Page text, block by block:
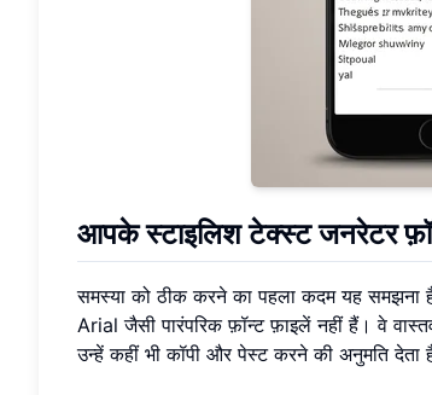
आपकेस्टाइलिश टेक्स्ट जनरेटर
समस्या को ठीक करने का पहला कदम यह समझना
Arial जैसी पारंपरिक फ़ॉन्ट फ़ाइलें नहीं हैं। वे
उन्हें कहीं भी कॉपी और पेस्ट करने की अनुमति देता